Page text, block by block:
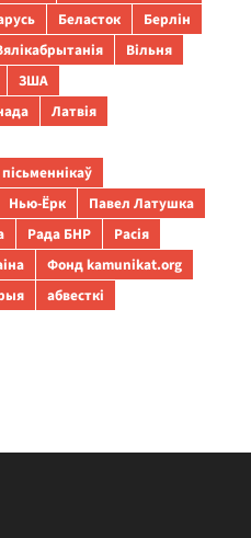
Беласток
Берлін
Вільня
ЗША
Латвія
Нью-Ёрк
Павел Латушка
Рада БНР
Расія
Фонд kamunikat.org
абвесткі